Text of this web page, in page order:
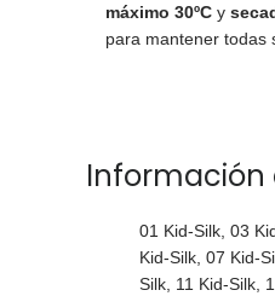
máximo 30ºC y
para mantener todas
Información
01 Kid-Silk, 03
Kid-Silk, 07 Kid-
Silk, 11 Kid-Silk,